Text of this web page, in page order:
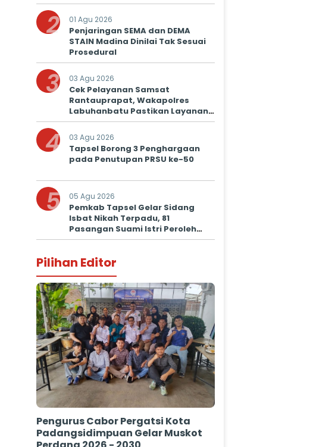
2 01 Agu 2026
Penjaringan SEMA dan DEMA
STAIN Madina Dinilai Tak Sesuai
Prosedural
3 03 Agu 2026
Cek Pelayanan Samsat
Rantauprapat, Wakapolres
Labuhanbatu Pastikan Layanan
Prima untuk Masyarakat
4 03 Agu 2026
Tapsel Borong 3 Penghargaan
pada Penutupan PRSU ke-50
5 05 Agu 2026
Pemkab Tapsel Gelar Sidang
Isbat Nikah Terpadu, 81
Pasangan Suami Istri Peroleh
Kepastian Hukum
Pilihan Editor
Pengurus Cabor Pergatsi Kota
Padangsidimpuan Gelar Muskot